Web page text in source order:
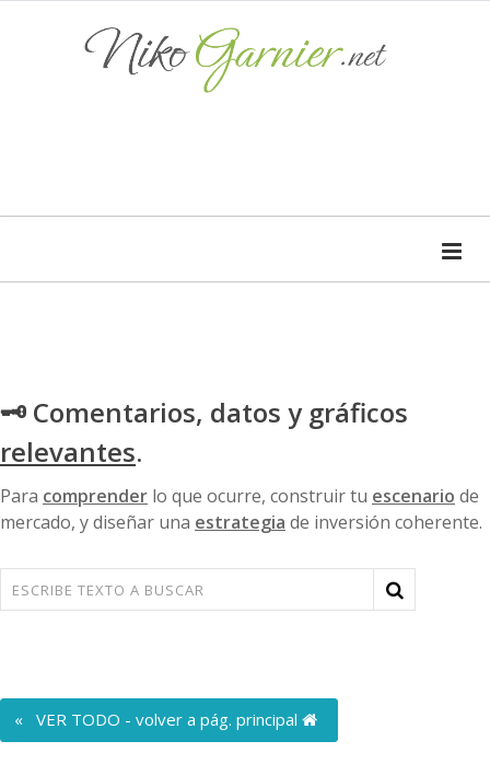
🗝 Comentarios, datos y gráficos
relevantes.
Para comprender lo que ocurre, construir tu escenario de
mercado, y diseñar una estrategia de inversión coherente.
« VER TODO - volver a pág. principal